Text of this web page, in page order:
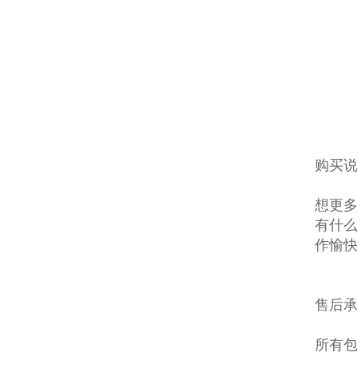
购买
想更
有什
作愉
售后
所有